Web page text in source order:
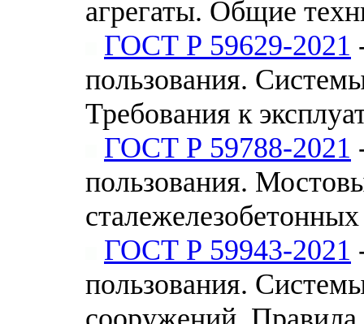
агрегаты. Общие
ГОСТ Р 59629-2021
пользования.
Требования к
ГОСТ Р 59788-2021
пользования.
ГОСТ Р 59943-2021
пользования.